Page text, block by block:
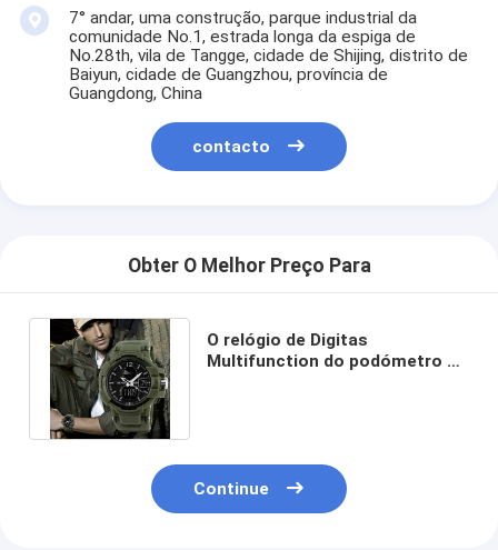
7° andar, uma construção, parque industrial da
comunidade No.1, estrada longa da espiga de
No.28th, vila de Tangge, cidade de Shijing, distrito de
Baiyun, cidade de Guangzhou, província de
Guangdong, China
contacto
Obter O Melhor Preço Para
O relógio de Digitas
Multifunction do podómetro do
Continue